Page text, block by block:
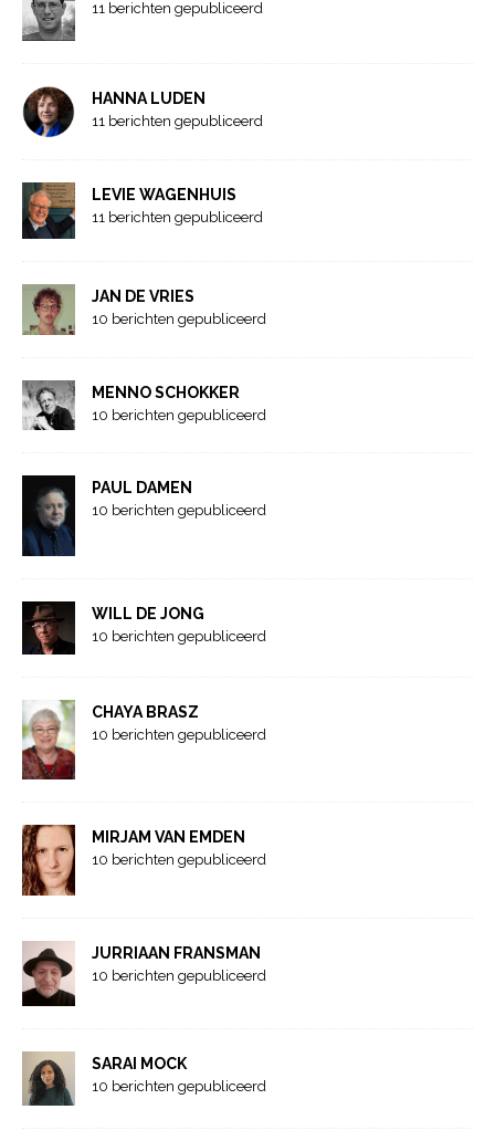
11 berichten gepubliceerd
HANNA LUDEN
11 berichten gepubliceerd
LEVIE WAGENHUIS
11 berichten gepubliceerd
JAN DE VRIES
10 berichten gepubliceerd
MENNO SCHOKKER
10 berichten gepubliceerd
PAUL DAMEN
10 berichten gepubliceerd
WILL DE JONG
10 berichten gepubliceerd
CHAYA BRASZ
10 berichten gepubliceerd
MIRJAM VAN EMDEN
10 berichten gepubliceerd
JURRIAAN FRANSMAN
10 berichten gepubliceerd
SARAI MOCK
10 berichten gepubliceerd